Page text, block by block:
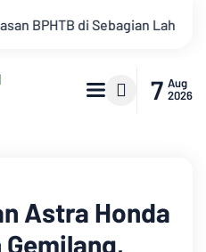
Debit Sungai Batanghari
7 Aug
2026
Astra Honda